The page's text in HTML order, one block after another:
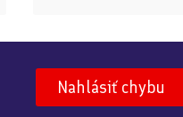
Nahlásiť chybu